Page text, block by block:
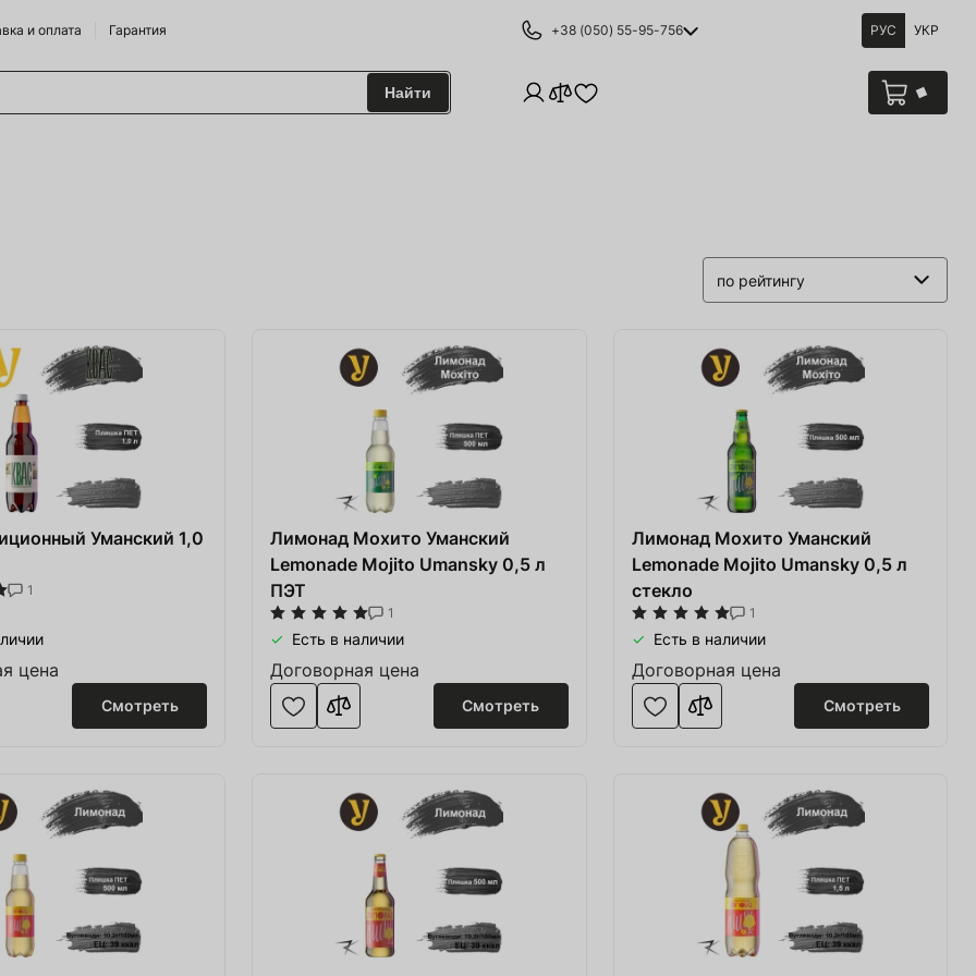
и оплата Гарантия +38 (050) 55-95-756 РУС УКР
Сидрарии
и аксесуары
для Пивоварни
и спорт
HoReCa
Найти
по рейтингу
Уманский 1,0
1
цена
Смотреть
Лимонад Мохито Уманский
Lemonade Mojito Umansky 0,5 л
ПЭТ
1
Есть в наличии
Договорная цена
Смотреть
Лимонад Мохито Уманский
Lemonade Mojito Umansky 0,5 л
стекло
1
Есть в наличии
Договорная цена
Смотреть